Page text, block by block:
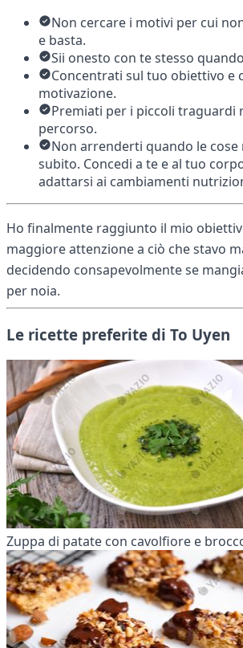
Non cercare i motivi per cui
e basta.
Sii onesto con te stesso
Concentrati sul tuo obiettivo e
motivazione.
Premiati per i piccoli traguardi
percorso.
Non arrenderti quando le
subito. Concedi a te e al tuo
adattarsi ai cambiamenti
Ho finalmente raggiunto il mio
maggiore attenzione a ciò che stavo
decidendo consapevolmente se
per noia.
Le ricette preferite di To Uyen
Zuppa di patate con cavolfiore e